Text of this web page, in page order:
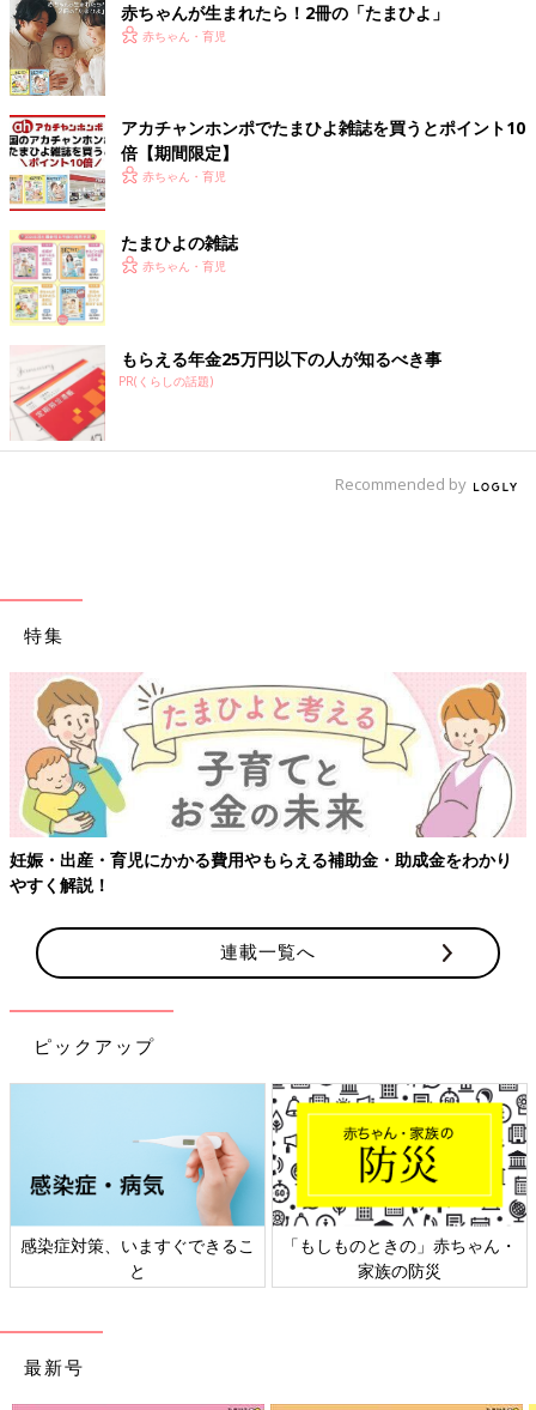
赤ちゃんが生まれたら！2冊の「たまひよ」
赤ちゃん・育児
アカチャンホンポでたまひよ雑誌を買うとポイント10
倍【期間限定】
赤ちゃん・育児
たまひよの雑誌
赤ちゃん・育児
もらえる年金25万円以下の人が知るべき事
PR(くらしの話題)
Recommended by
特集
妊娠・出産・育児にかかる費用やもらえる補助金・助成金をわかり
やすく解説！
連載一覧へ
ピックアップ
感染症対策、いますぐできるこ
と
「もしものときの」赤ちゃん・
家族の防災
最新号